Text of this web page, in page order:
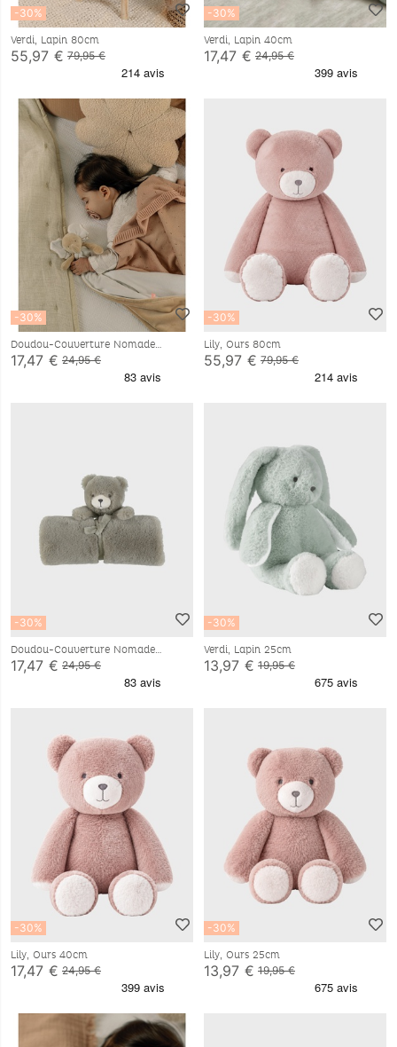
-30%
Verdi, Lapin 80cm
55,97 € 79,95 €
-30%
Verdi, Lapin 40cm
17,47 € 24,95 €
-30%
Doudou-Couverture Nomade
50x50cm - Bali
17,47 € 24,95 €
-30%
Lily, Ours 80cm
55,97 € 79,95 €
-30%
Doudou-Couverture Nomade
50x50cm - Orso
17,47 € 24,95 €
-30%
Verdi, Lapin 25cm
13,97 € 19,95 €
-30%
Lily, Ours 40cm
17,47 € 24,95 €
-30%
Lily, Ours 25cm
13,97 € 19,95 €